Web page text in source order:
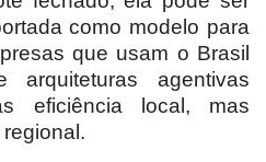
como modelo para
que usam o Brasil
arquiteturas agentivas
eficiência local, mas